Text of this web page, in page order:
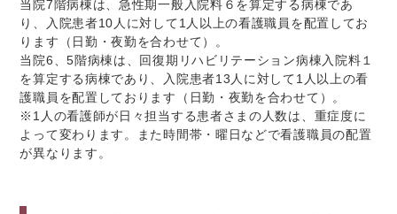
当院7階病棟は、急性期一般入院料６を算定する病棟であ
り、入院患者10人に対して1人以上の看護職員を配置してお
ります（日勤・夜勤を合わせて）。
当院6、5階病棟は、回復期リハビリテーション病棟入院料１
を算定する病棟であり、入院患者13人に対して1人以上の看
護職員を配置しております（日勤・夜勤を合わせて）。
※1人の看護師が日々担当する患者さまの人数は、重症度に
よって変わります。また時間帯・曜日などで看護職員の配置
が異なります。